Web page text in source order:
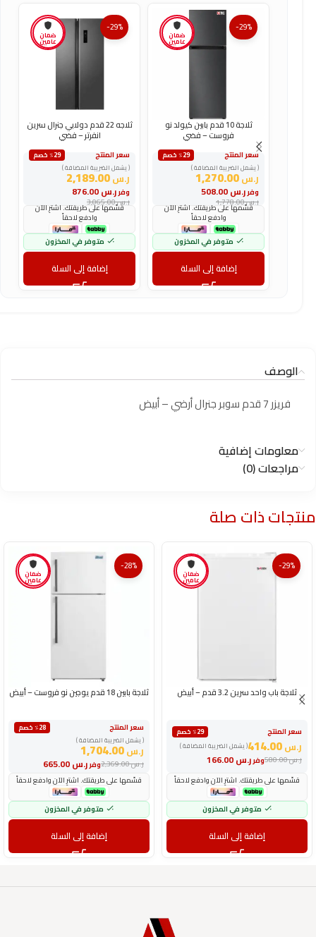
ضمان
عامين
-29%
ثلاجة 10 قدم بابين كيولد نو
فروست – فضي
سعر المنتج
٪29 خصم
( يشمل الضريبة المضافة )
ر.س1,270.00
وفرر.س
ر.س1,778.00
قسّمها على طريقتك. اشترِ الآن
وادفع لاحقاً
متوفر في المخزون
إضافة إلى السلة
ضمان
عامين
-29%
ثلاجه 22 قدم دولابي جنرال سرين
انفرتر – فضي
سعر المنتج
٪29 خصم
( يشمل الضريبة المضافة )
ر.س2,189.00
وفرر.س
ر.س3,065.00
قسّمها على طريقتك. اشترِ الآن
وادفع لاحقاً
متوفر في المخزون
إضافة إلى السلة
الوصف
فريزر 7 قدم سوبر جنرال أرضي – أبيض
معلومات إضافية
مراجعات (0)
منتجات ذات صلة
ضمان
عامين
-29%
ثلاجة باب واحد سرين 3.2 قدم – أبيض
سعر المنتج
٪29 خصم
( يشمل الضريبة المضافة )
ر.س
وفرر.س ر.س580.00
قسّمها على طريقتك. اشترِ الآن وادفع لاحقاً
متوفر في المخزون
إضافة إلى السلة
ضمان
عامين
-28%
ثلاجة بابين 18 قدم يوجين نو فروست – أبيض
سعر المنتج
٪28 خصم
( يشمل الضريبة المضافة )
ر.س1,704.00
وفرر.س ر.س2,369.00
قسّمها على طريقتك. اشترِ الآن وادفع لاحقاً
متوفر في المخزون
إضافة إلى السلة